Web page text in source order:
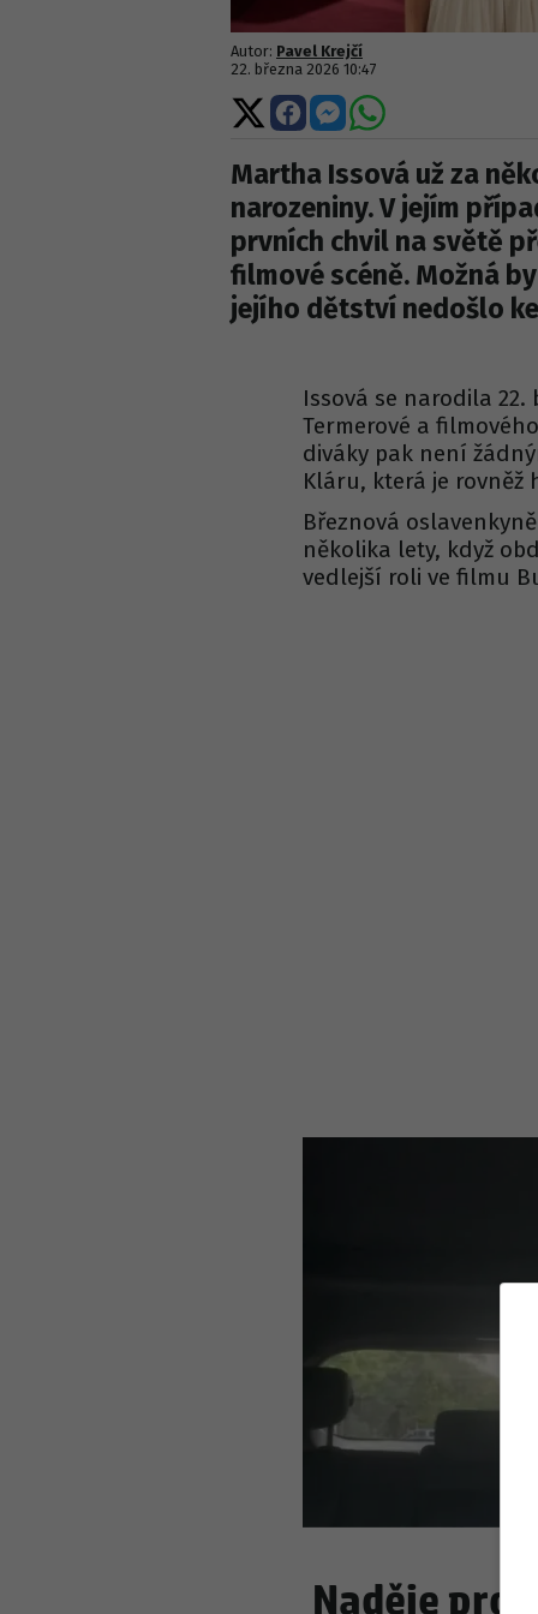
Autor: Pavel Krejčí
22. března 2026 10:47
Sdílet
na
Sdílet
na
Sdílet
na
Sdílet
Martha Issová už za
narozeniny. V jejím
prvních chvil na světě
filmové scéně. Možná
jejího dětství nedošlo
Issová se narodila 22.
Termerové a
diváky pak není
Kláru, která je rovněž
Březnová
několika lety, když
vedlejší roli ve filmu
Naděje pro